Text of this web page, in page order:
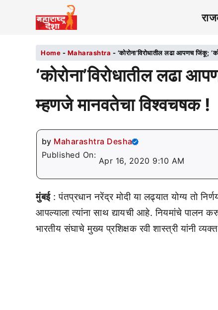
Home - Maharashtra - ‘कोरोना’विरोधातील लढा आपणच जिंकू;
‘कोरोना’विरोधातील लढा
म्हणजे मानवतेचा विश्वचषक !
by Maharashtra Desha
Published On:
Apr 16, 2020 9:10 AM
मुंबई: पंतप्रधान नरेंद्र मोदी या लढ्यात योग्य तो
आपल्याला त्यांना साथ द्यायची आहे. नियमांचे पालन
भारतीय संघाचे मुख्य प्रशिक्षक रवी शास्त्री यांनी